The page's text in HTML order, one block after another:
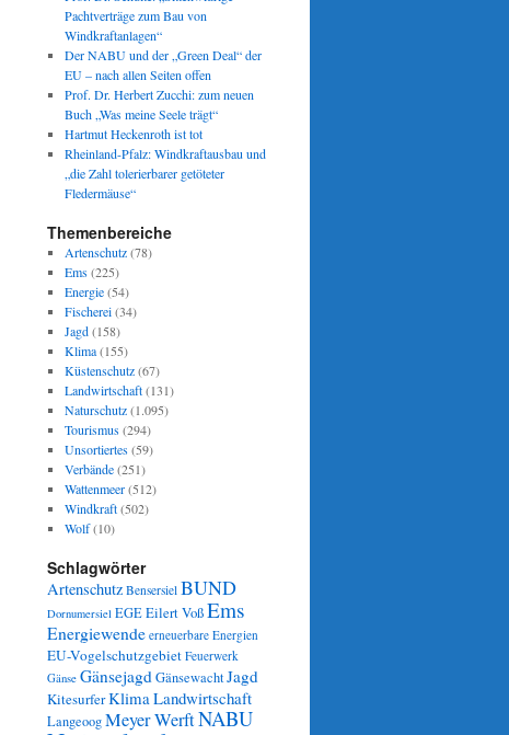
Pachtverträge zum Bau von
Windkraftanlagen“
Der NABU und der „Green Deal“ der
EU – nach allen Seiten offen
Prof. Dr. Herbert Zucchi: zum neuen
Buch „Was meine Seele trägt“
Hartmut Heckenroth ist tot
Rheinland-Pfalz: Windkraftausbau und
„die Zahl tolerierbarer getöteter
Fledermäuse“
Themenbereiche
Artenschutz(78)
Ems(225)
Energie(54)
Fischerei(34)
Jagd(158)
Klima(155)
Küstenschutz(67)
Landwirtschaft(131)
Naturschutz(1.095)
Tourismus(294)
Unsortiertes(59)
Verbände(251)
Wattenmeer(512)
Windkraft(502)
Wolf(10)
Schlagwörter
Artenschutz Bensersiel BUND
Dornumersiel EGEEilert VoßEms
Energiewende erneuerbare Energien
EU-Vogelschutzgebiet Feuerwerk
Gänse GänsejagdGänsewachtJagd
KitesurferKlimaLandwirtschaft
LangeoogMeyer WerftNABU